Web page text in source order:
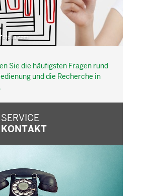
Sie die häufigsten Fragen rund
und die Recherche in
SERVICE
KONTAKT